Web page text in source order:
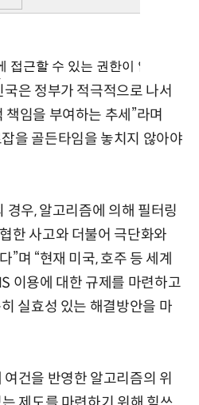
은 정부가 적극적으로 나서
임을 부여하는 추세”라며
을 골든타임을 놓치지 않아야
경우, 알고리즘에 의해 필터링
한 사고와 더불어 극단화와
”며 “현재 미국, 호주 등 세계
이용에 대한 규제를 마련하고
실효성 있는 해결방안을 마
건을 반영한 알고리즘의 위